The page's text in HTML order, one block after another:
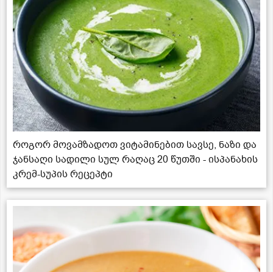
როგორ მოვამზადოთ ვიტამინებით სავსე, ნაზი და
ჯანსაღი სადილი სულ რაღაც 20 წუთში - ისპანახის
კრემ-სუპის რეცეპტი